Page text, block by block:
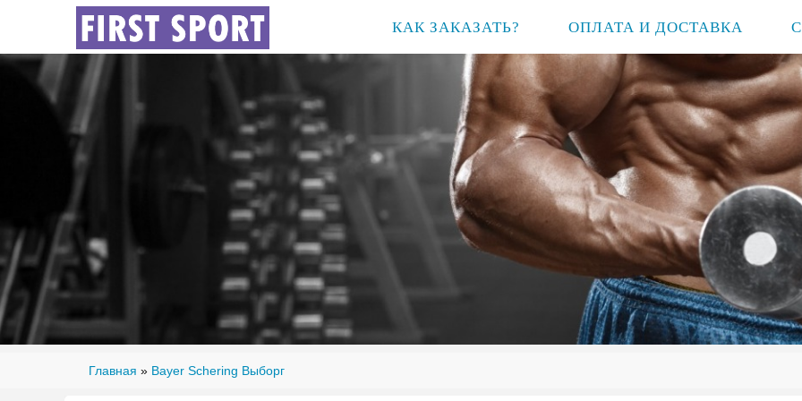
КАК ЗАКАЗАТЬ? ОПЛАТА И ДОСТАВКА
Главная » Bayer Schering Выборг